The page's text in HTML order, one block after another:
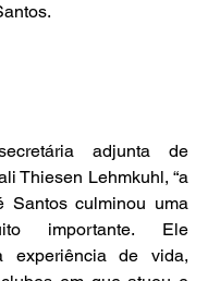
adjunta de
Thiesen Lehmkuhl, “a
Santos culminou uma
importante. Ele
experiência de vida,